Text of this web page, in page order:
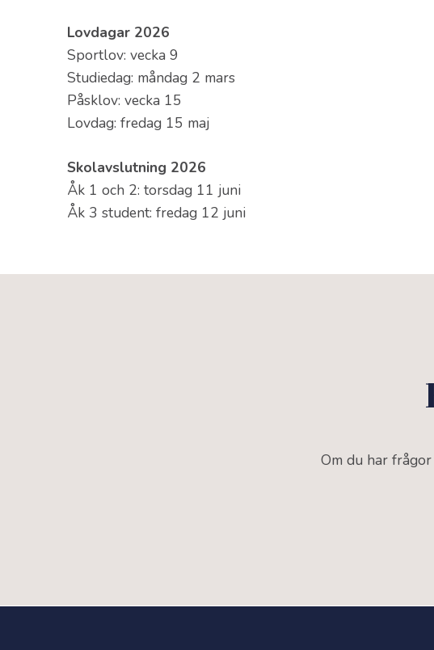
Lovdagar 2026
Sportlov: vecka 9
Studiedag: måndag 2 mars
Påsklov: vecka 15
Lovdag: fredag 15 maj
Skolavslutning 2026
Åk 1 och 2: torsdag 11 juni
Åk 3 student: fredag 12 juni
Om du har